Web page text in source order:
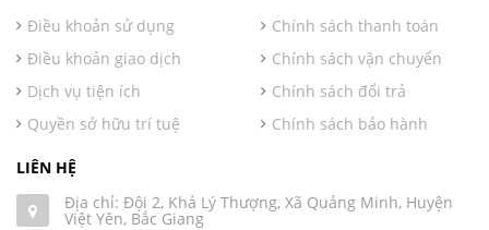
Điều khoản sử dụng
Điều khoản giao dịch
Dịch vụ tiện ích
Quyền sở hữu trí tuệ
Chính sách thanh toán
Chính sách vận chuyển
Chính sách đổi trả
Chính sách bảo hành
LIÊN HỆ
Địa chỉ: Đội 2, Khả Lý Thượng, Xã Quảng Minh, Huyện
Việt Yên, Bắc Giang